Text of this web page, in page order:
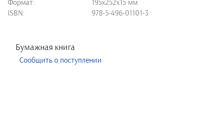
Формат:
195х252х15 мм
ISBN:
978-5-496-01101-3
Бумажная книга
Сообщить о поступлении